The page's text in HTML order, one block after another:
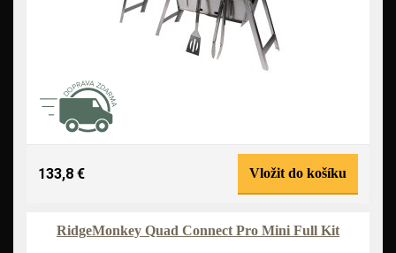
133,8 € Vložit do košíku
RidgeMonkey Quad Connect Pro Mini Full Kit